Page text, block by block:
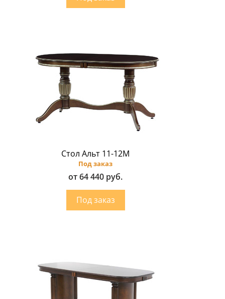
Стол Альт 11-12M
Под заказ
от 64 440 руб.